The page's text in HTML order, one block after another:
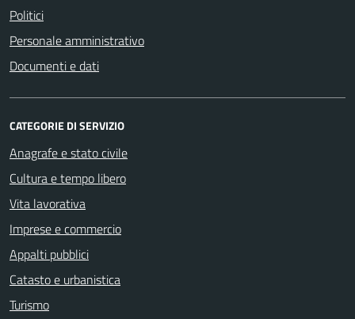
Politici
Personale amministrativo
Documenti e dati
CATEGORIE DI SERVIZIO
Anagrafe e stato civile
Cultura e tempo libero
Vita lavorativa
Imprese e commercio
Appalti pubblici
Catasto e urbanistica
Turismo